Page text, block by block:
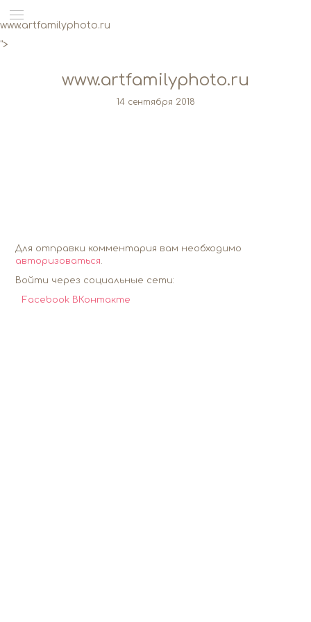
www.artfamilyphoto.ru
">
www.artfamilyphoto.ru
14 сентября 2018
Для отправки комментария вам необходимо
авторизоваться.
Войти через социальные сети:
Facebook ВКонтакте